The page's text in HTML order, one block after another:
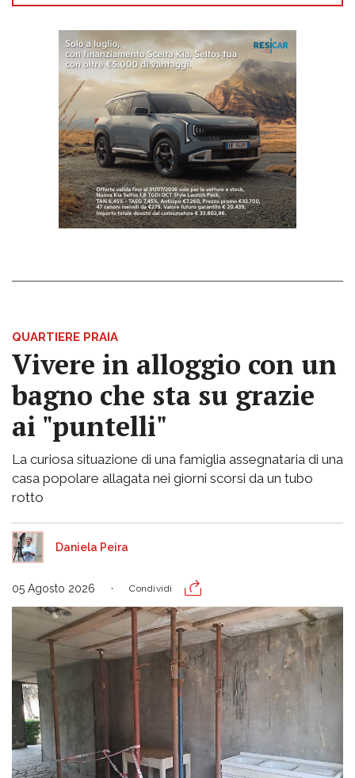
QUARTIERE PRAIA
Vivere in alloggio con un
bagno che sta su grazie
ai "puntelli"
La curiosa situazione di una famiglia assegnataria di una
casa popolare allagata nei giorni scorsi da un tubo
rotto
Daniela Peira
05 Agosto 2026 Condividi